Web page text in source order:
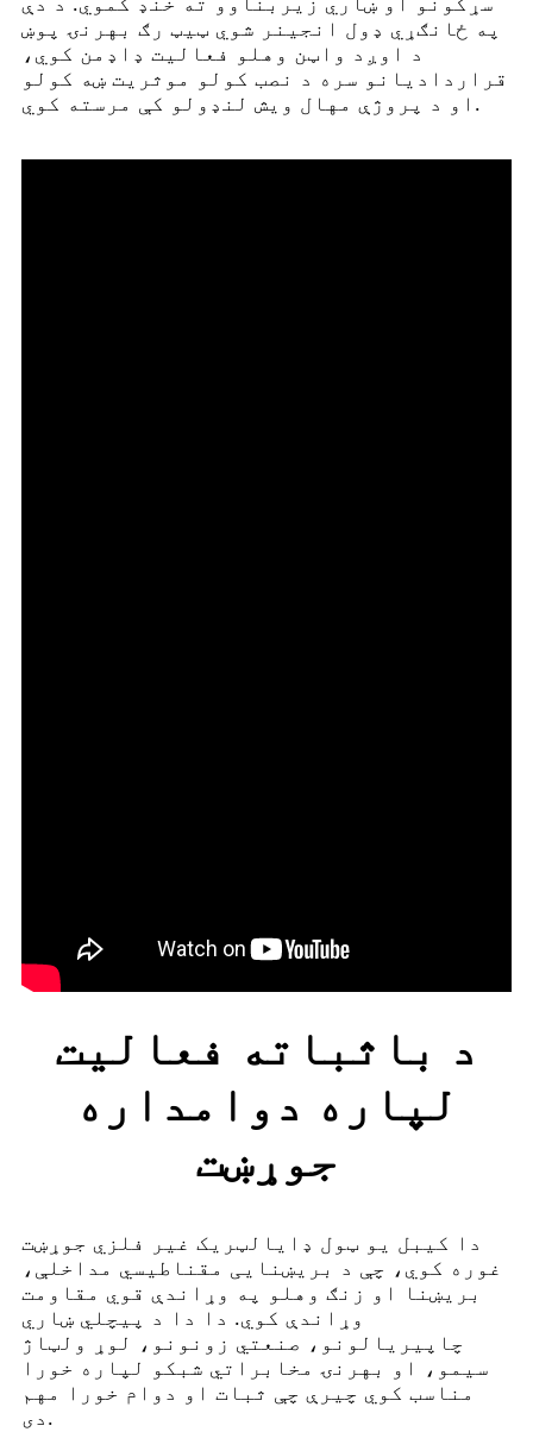
په ځانګړي ډول انجینر شوي ټیټ رګ بهرنۍ پوښ
د اوږد واټن وهلو فعالیت ډاډمن کوي،
قراردادیانو سره د نصب کولو موثریت ښه کولو
او د پروژې مهال ویش لنډولو کې مرسته کوي.
د باثباته فعالیت
لپاره دوامداره
جوړښت
دا کیبل یو ټول ډایالټریک غیر فلزي جوړښت
غوره کوي، چې د بریښنایی مقناطیسي مداخلې،
بریښنا او زنګ وهلو په وړاندې قوي مقاومت
وړاندې کوي. دا دا د پیچلي ښاري
چاپیریالونو، صنعتي زونونو، لوړ ولټاژ
سیمو، او بهرنۍ مخابراتي شبکو لپاره خورا
مناسب کوي چیرې چې ثبات او دوام خورا مهم
دی.